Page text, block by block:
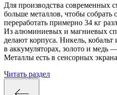
Для производства современных
больше металлов, чтобы собрать
переработать примерно 34 кг
Из алюминиевых и магниевых
делают корпуса. Никель,
в аккумуляторах, золото и медь
Металлы есть в сенсорных
Читать раздел